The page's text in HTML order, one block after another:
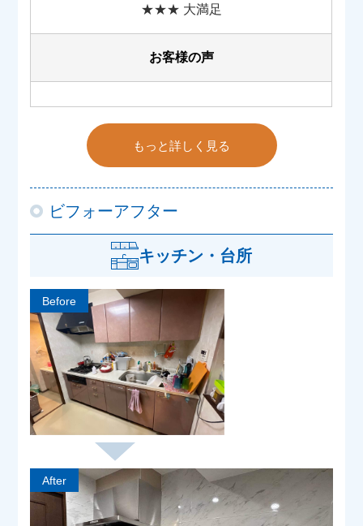
★★★ 大満足
お客様の声
もっと詳しく見る
ビフォーアフター
キッチン・台所
Before
After